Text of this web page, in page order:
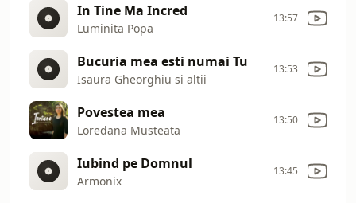
In Tine Ma Incred
Luminita Popa
13:57
Bucuria mea esti numai Tu
Isaura Gheorghiu si altii
13:53
Povestea mea
Loredana Musteata
13:50
Iubind pe Domnul
Armonix
13:45